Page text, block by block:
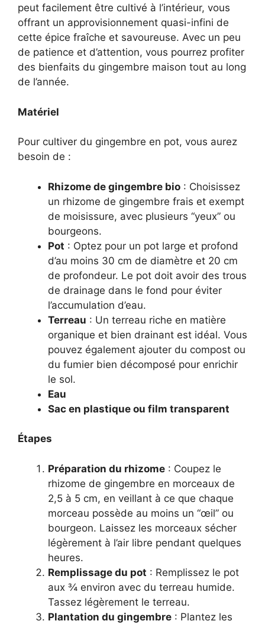
peut facilement être cultivé à l’intérieur, vous
offrant un approvisionnement quasi-infini de
cette épice fraîche et savoureuse. Avec un peu
de patience et d’attention, vous pourrez profiter
des bienfaits du gingembre maison tout au long
de l’année.
Matériel
Pour cultiver du gingembre en pot, vous aurez
besoin de :
Rhizome de gingembre bio : Choisissez
un rhizome de gingembre frais et exempt
de moisissure, avec plusieurs “yeux” ou
bourgeons.
Pot : Optez pour un pot large et profond
d’au moins 30 cm de diamètre et 20 cm
de profondeur. Le pot doit avoir des trous
de drainage dans le fond pour éviter
l’accumulation d’eau.
Terreau : Un terreau riche en matière
organique et bien drainant est idéal. Vous
pouvez également ajouter du compost ou
du fumier bien décomposé pour enrichir
le sol.
Eau
Sac en plastique ou film transparent
Étapes
Préparation du rhizome : Coupez le
rhizome de gingembre en morceaux de
2,5 à 5 cm, en veillant à ce que chaque
morceau possède au moins un “œil” ou
bourgeon. Laissez les morceaux sécher
légèrement à l’air libre pendant quelques
heures.
Remplissage du pot : Remplissez le pot
aux ¾ environ avec du terreau humide.
Tassez légèrement le terreau.
Plantation du gingembre : Plantez les